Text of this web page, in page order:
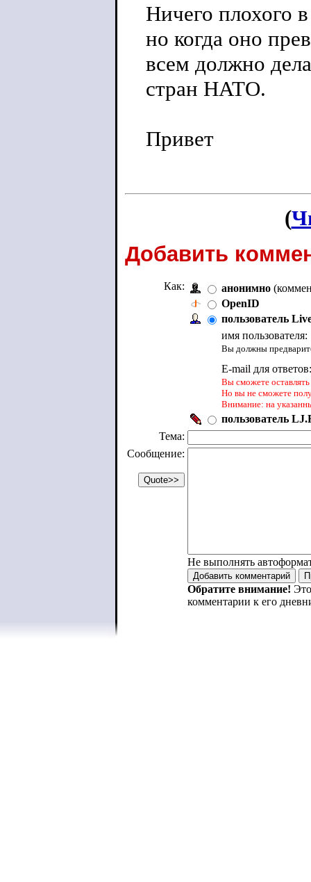
Ничего плохого
но когда оно
всем должно
стран НАТО.
Привет
(
Добавить
Как: анонимно
OpenID
пользователь
имя пользователя:
Вы должны
E-mail для
Вы сможете
Но вы не сможете
Внимание: на
пользователь
Тема:
Сообщение:
Не выполнять
Обратите внимание!
комментарии к его